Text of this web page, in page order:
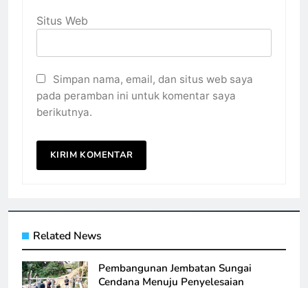
Situs Web
Simpan nama, email, dan situs web saya
pada peramban ini untuk komentar saya
berikutnya.
Related News
Pembangunan Jembatan Sungai
Cendana Menuju Penyelesaian